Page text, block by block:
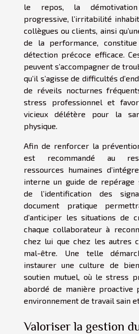
le repos, la
progressive, l’irritabilité
collègues ou clients, ainsi
de la performance,
détection précoce efficace.
peuvent s’accompagner de
qu’il s’agisse de difficultés
de réveils nocturnes
stress professionnel et
vicieux délétère pour la
physique.
Afin de renforcer la
est recommandé au
ressources humaines
interne un guide de repérage
de l’identification des
document pratique
d’anticiper les situations de
chaque collaborateur à
chez lui que chez les autres
mal-être. Une telle
instaurer une culture de
soutien mutuel, où le stress
abordé de manière proactive
environnement de travail sain
Valoriser la gestion